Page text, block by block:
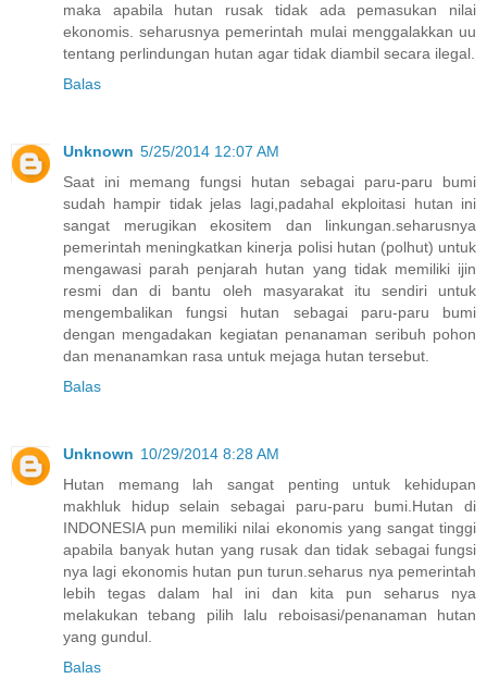
maka apabila hutan rusak tidak ada pemasukan nilai
ekonomis. seharusnya pemerintah mulai menggalakkan uu
tentang perlindungan hutan agar tidak diambil secara ilegal.
Balas
Unknown 5/25/2014 12:07 AM
Saat ini memang fungsi hutan sebagai paru-paru bumi
sudah hampir tidak jelas lagi,padahal ekploitasi hutan ini
sangat merugikan ekositem dan linkungan.seharusnya
pemerintah meningkatkan kinerja polisi hutan (polhut) untuk
mengawasi parah penjarah hutan yang tidak memiliki ijin
resmi dan di bantu oleh masyarakat itu sendiri untuk
mengembalikan fungsi hutan sebagai paru-paru bumi
dengan mengadakan kegiatan penanaman seribuh pohon
dan menanamkan rasa untuk mejaga hutan tersebut.
Balas
Unknown 10/29/2014 8:28 AM
Hutan memang lah sangat penting untuk kehidupan
makhluk hidup selain sebagai paru-paru bumi.Hutan di
INDONESIA pun memiliki nilai ekonomis yang sangat tinggi
apabila banyak hutan yang rusak dan tidak sebagai fungsi
nya lagi ekonomis hutan pun turun.seharus nya pemerintah
lebih tegas dalam hal ini dan kita pun seharus nya
melakukan tebang pilih lalu reboisasi/penanaman hutan
yang gundul.
Balas